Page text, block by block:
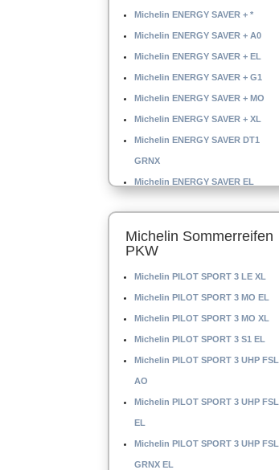
Michelin ENERGY SAVER + *
Michelin ENERGY SAVER + A0
Michelin ENERGY SAVER + EL
Michelin ENERGY SAVER + G1
Michelin ENERGY SAVER + MO
Michelin ENERGY SAVER + XL
Michelin ENERGY SAVER DT1
GRNX
Michelin ENERGY SAVER EL
Michelin Sommerreifen
PKW
Michelin PILOT SPORT 3 LE XL
Michelin PILOT SPORT 3 MO EL
Michelin PILOT SPORT 3 MO XL
Michelin PILOT SPORT 3 S1 EL
Michelin PILOT SPORT 3 UHP FSL
AO
Michelin PILOT SPORT 3 UHP FSL
EL
Michelin PILOT SPORT 3 UHP FSL
GRNX EL